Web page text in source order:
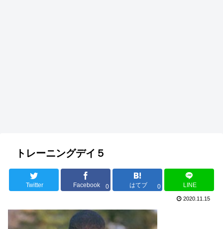
トレーニングデイ５
Twitter Facebook 0 はてブ 0 LINE
2020.11.15